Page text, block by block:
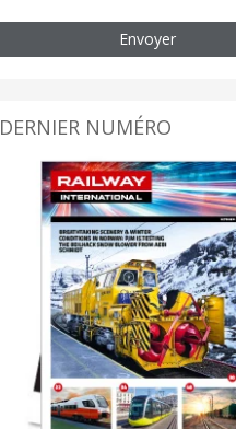
Envoyer
DERNIER NUMÉRO